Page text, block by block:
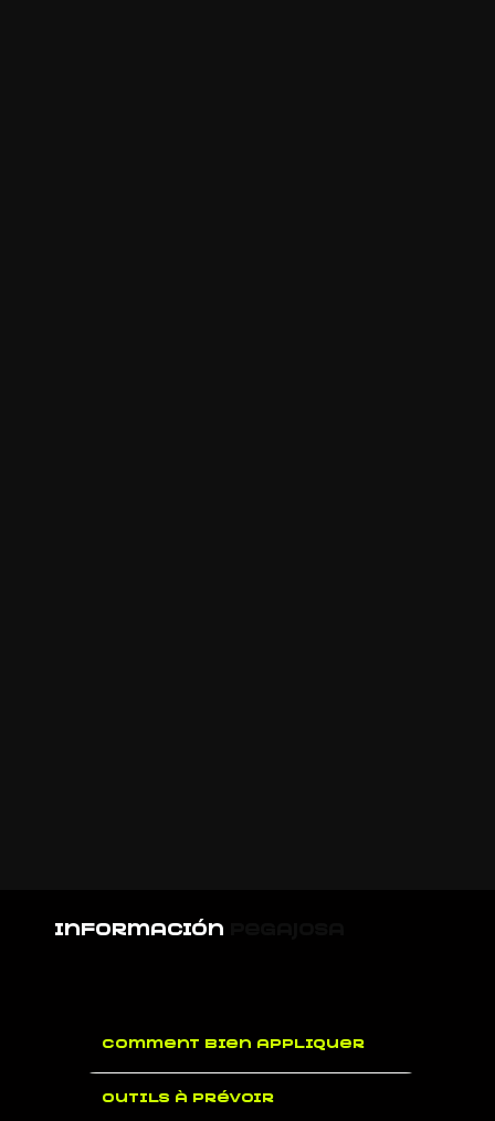
información
Comment bien appliquer
Outils à prévoir